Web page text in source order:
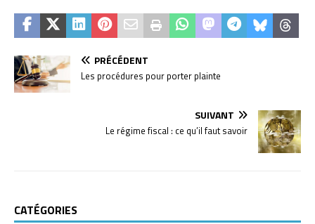
PRÉCÉDENT
Les procédures pour porter plainte
SUIVANT
Le régime fiscal : ce qu’il faut savoir
CATÉGORIES